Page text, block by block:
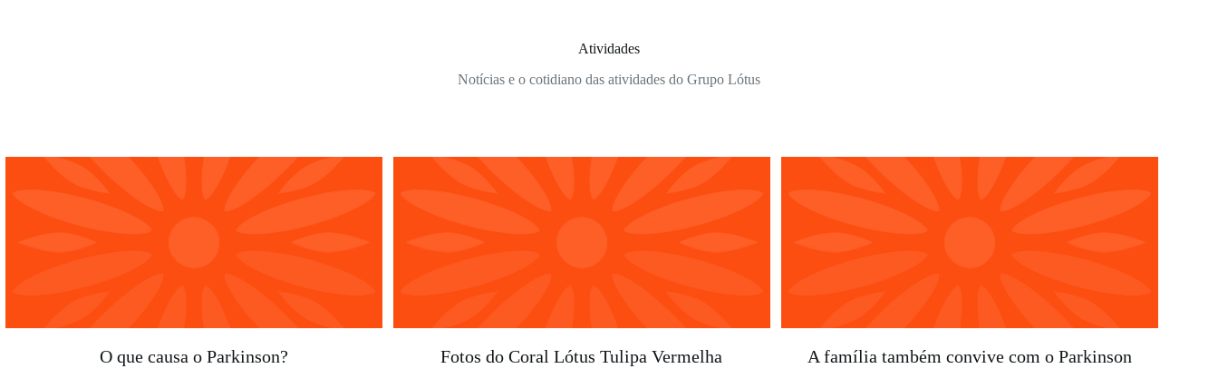
Atividades
Notícias e o cotidiano das atividades do Grupo Lótus
O que causa o Parkinson? Fotos do Coral Lótus Tulipa Vermelha A família também convive com o Parkinson